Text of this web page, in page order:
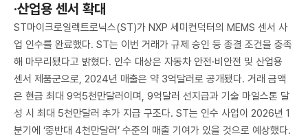
·산업용 센서 확대
ST마이크로일렉트로닉스(ST)가 NXP 세미컨덕터의 MEMS 센서 사
업 인수를 완료했다. ST는 이번 거래가 규제 승인 등 종결 조건을 충족
해 마무리됐다고 밝혔다. 인수 대상은 자동차 안전·비안전 및 산업용
센서 제품군으로, 2024년 매출은 약 3억달러로 공개됐다. 거래 금액
은 현금 최대 9억5천만달러이며, 9억달러 선지급과 기술 마일스톤 달
성 시 최대 5천만달러 추가 지급 구조다. ST는 인수 사업이 2026년 1
분기에 ‘중반대 4천만달러’ 수준의 매출 기여가 있을 것으로 예상했다.